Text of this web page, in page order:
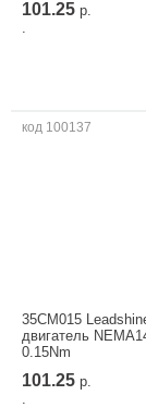
101.25 р.
.
код 100137
35CM015
двигатель
0.15Nm
101.25 р.